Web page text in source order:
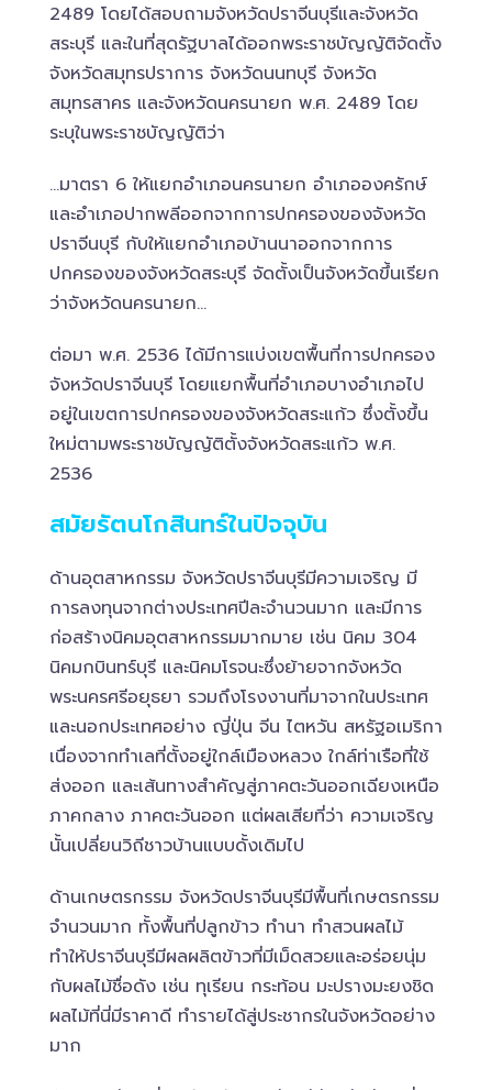
2489 โดยได้สอบถามจังหวัดปราจีนบุรีและจังหวัด
สระบุรี และในที่สุดรัฐบาลได้ออกพระราชบัญญัติจัดตั้ง
จังหวัดสมุทรปราการ จังหวัดนนทบุรี จังหวัด
สมุทรสาคร และจังหวัดนครนายก พ.ศ. 2489 โดย
ระบุในพระราชบัญญัติว่า
…มาตรา 6 ให้แยกอำเภอนครนายก อำเภอองครักษ์
และอำเภอปากพลีออกจากการปกครองของจังหวัด
ปราจีนบุรี กับให้แยกอำเภอบ้านนาออกจากการ
ปกครองของจังหวัดสระบุรี จัดตั้งเป็นจังหวัดขึ้นเรียก
ว่าจังหวัดนครนายก…
ต่อมา พ.ศ. 2536 ได้มีการแบ่งเขตพื้นที่การปกครอง
จังหวัดปราจีนบุรี โดยแยกพื้นที่อำเภอบางอำเภอไป
อยู่ในเขตการปกครองของจังหวัดสระแก้ว ซึ่งตั้งขึ้น
ใหม่ตามพระราชบัญญัติตั้งจังหวัดสระแก้ว พ.ศ.
2536
สมัยรัตนโกสินทร์ในปัจจุบัน
ด้านอุตสาหกรรม จังหวัดปราจีนบุรีมีความเจริญ มี
การลงทุนจากต่างประเทศปีละจำนวนมาก และมีการ
ก่อสร้างนิคมอุตสาหกรรมมากมาย เช่น นิคม 304
นิคมกบินทร์บุรี และนิคมโรจนะซึ่งย้ายจากจังหวัด
พระนครศรีอยุธยา รวมถึงโรงงานที่มาจากในประเทศ
และนอกประเทศอย่าง ญี่ปุ่น จีน ไตหวัน สหรัฐอเมริกา
เนื่องจากทำเลที่ตั้งอยู่ใกล์เมืองหลวง ใกล์ท่าเรือที่ใช้
ส่งออก และเส้นทางสำคัญสู่ภาคตะวันออกเฉียงเหนือ
ภาคกลาง ภาคตะวันออก แต่ผลเสียที่ว่า ความเจริญ
นั้นเปลี่ยนวิถีชาวบ้านแบบดั้งเดิมไป
ด้านเกษตรกรรม จังหวัดปราจีนบุรีมีพื้นที่เกษตรกรรม
จำนวนมาก ทั้งพื้นที่ปลูกข้าว ทำนา ทำสวนผลไม้
ทำให้ปราจีนบุรีมีผลผลิตข้าวที่มีเม็ดสวยและอร่อยนุ่ม
กับผลไม้ชื่อดัง เช่น ทุเรียน กระท้อน มะปรางมะยงชิด
ผลไม้ที่นี่มีราคาดี ทำรายได้สู่ประชากรในจังหวัดอย่าง
มาก